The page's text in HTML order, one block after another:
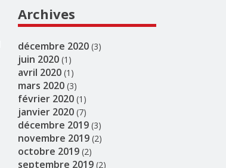
Archives
décembre 2020(3)
juin 2020(1)
avril 2020(1)
mars 2020(3)
février 2020(1)
janvier 2020(7)
décembre 2019(3)
novembre 2019(2)
octobre 2019(2)
septembre 2019(2)